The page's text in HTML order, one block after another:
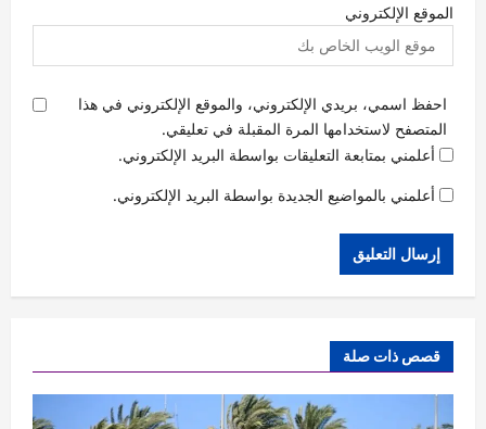
الموقع الإلكتروني
احفظ اسمي، بريدي الإلكتروني، والموقع الإلكتروني في هذا
المتصفح لاستخدامها المرة المقبلة في تعليقي.
أعلمني بمتابعة التعليقات بواسطة البريد الإلكتروني.
أعلمني بالمواضيع الجديدة بواسطة البريد الإلكتروني.
قصص ذات صلة